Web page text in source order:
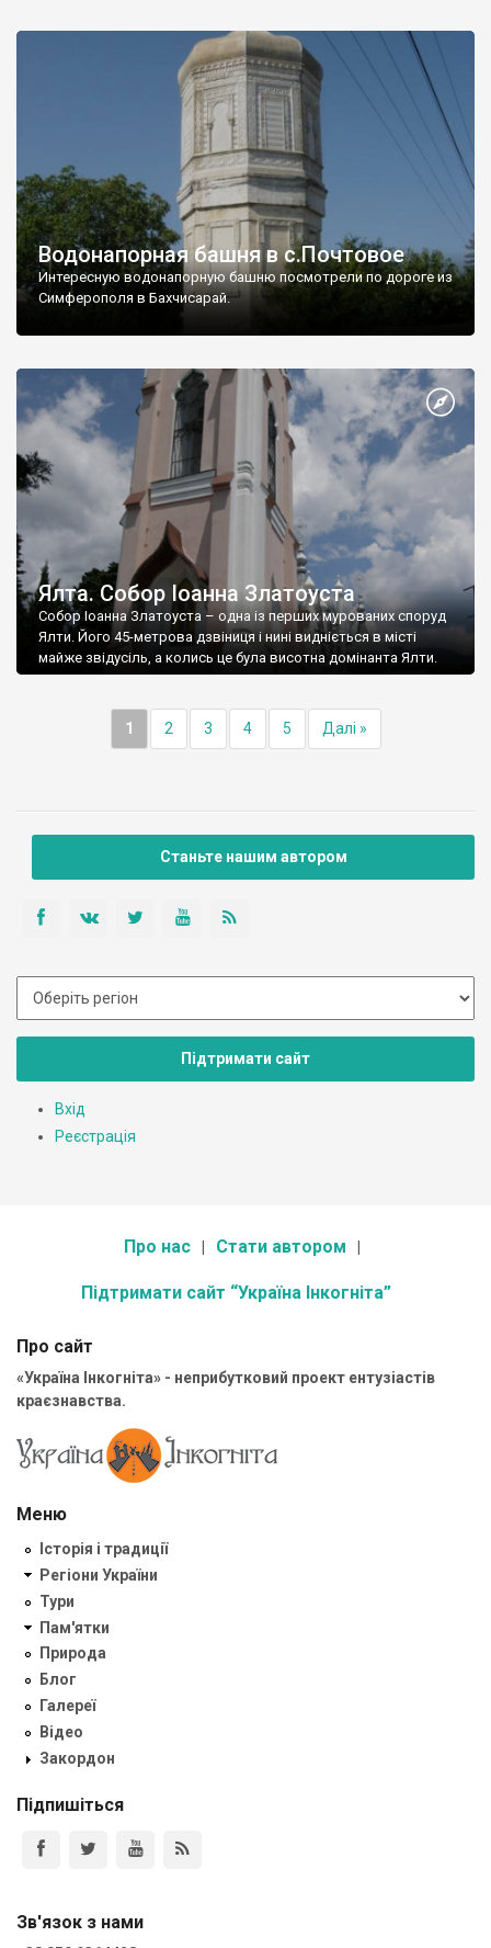
Водонапорная башня в с.Почтовое
Интересную водонапорную башню посмотрели по дороге из
Симферополя в Бахчисарай.
Ялта. Собор Іоанна Златоуста
Собор Іоанна Златоуста – одна із перших мурованих споруд
Ялти. Його 45-метрова дзвіниця і нині видніється в місті
майже звідусіль, а колись це була висотна домінанта Ялти.
1 2 3 4 5 Далі »
Станьте нашим автором
Підтримати сайт
Вхід
Реєстрація
Про нас Стати автором
Підтримати сайт “Україна Інкогніта”
Про сайт
«Україна Інкогніта» - неприбутковий проект ентузіастів
краєзнавства.
Меню
Історія і традиції
Регіони України
Тури
Пам'ятки
Природа
Блог
Галереї
Відео
Закордон
Підпишіться
Зв'язок з нами